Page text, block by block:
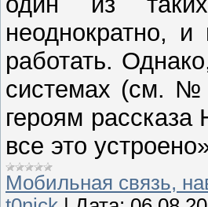
неоднократно,
работать.
системах (см. №
героям
все это
Мобильная связь,